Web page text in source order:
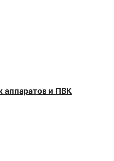
аппаратов и ПВК